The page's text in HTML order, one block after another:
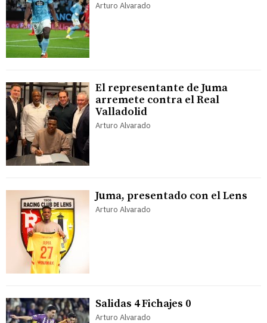
Arturo Alvarado
El representante de Juma
arremete contra el Real
Valladolid
Arturo Alvarado
Juma, presentado con el Lens
Arturo Alvarado
Salidas 4 Fichajes 0
Arturo Alvarado